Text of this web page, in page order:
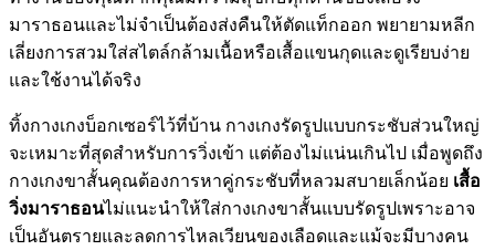
มาราธอนและไม่จำเป็นต้องส่งคืนให้ตัดแท็กออก พยายามหลีก
เลี่ยงการสวมใส่สไตล์กล้ามเนื้อหรือเสื้อแขนกุดและดูเรียบง่าย
และใช้งานได้จริง
ทิ้งกางเกงบ็อกเซอร์ไว้ที่บ้าน กางเกงรัดรูปแบบกระชับส่วนใหญ่
จะเหมาะที่สุดสำหรับการวิ่งเข้า แต่ต้องไม่แน่นเกินไป เมื่อพูดถึง
กางเกงขาสั้นคุณต้องการหาคู่กระชับที่หลวมสบายเล็กน้อย เสื้อ
วิ่งมาราธอนไม่แนะนำให้ใส่กางเกงขาสั้นแบบรัดรูปเพราะอาจ
เป็นอันตรายและลดการไหลเวียนของเลือดและแม้จะมีบางคน